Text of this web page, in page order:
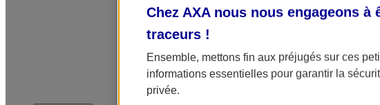
Chez AXA nous nous engageons
traceurs !
Ensemble, mettons fin aux préjugés sur ces
informations essentielles pour garantir la
privée.